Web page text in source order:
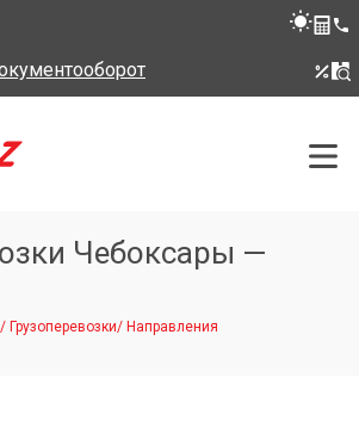
Чебоксары —
/ Грузоперевозки/ Направления